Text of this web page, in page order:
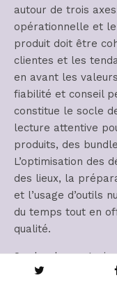
autour de trois
opérationnelle et le
produit doit être
clientes et les
en avant les
fiabilité et conseil
constitue le socle
lecture attentive
produits, des
L’optimisation des
des lieux, la
et l’usage d’outils
du temps tout en
qualité.
Sur le plan
planification des